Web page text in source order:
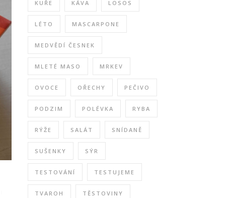
KUŘE KÁVA LOSOS
LÉTO MASCARPONE
MEDVĚDÍ ČESNEK
MLETÉ MASO MRKEV
OVOCE OŘECHY PEČIVO
PODZIM POLÉVKA RYBA
RÝŽE SALÁT SNÍDANĚ
SUŠENKY SÝR
TESTOVÁNÍ TESTUJEME
TVAROH TĚSTOVINY